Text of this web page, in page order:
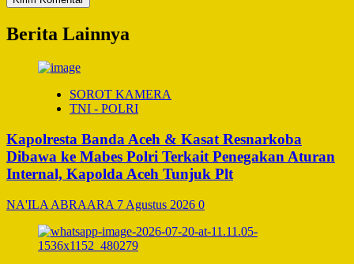
Berita Lainnya
SOROT KAMERA
TNI - POLRI
Kapolresta Banda Aceh & Kasat Resnarkoba
Dibawa ke Mabes Polri Terkait Penegakan Aturan
Internal, Kapolda Aceh Tunjuk Plt
NA'ILA ABRAARA 7 Agustus 2026 0